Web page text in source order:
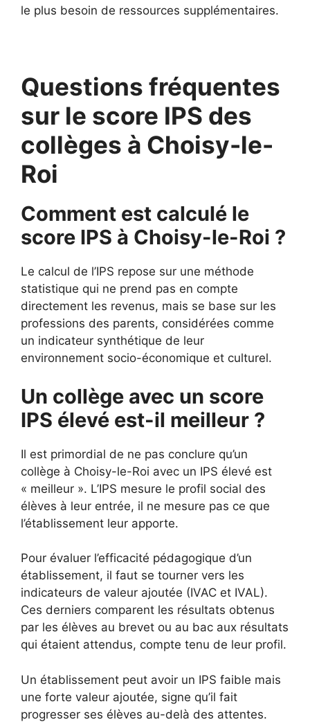
le plus besoin de ressources supplémentaires.
Questions fréquentes
sur le score IPS des
collèges à Choisy-le-
Roi
Comment est calculé le
score IPS à Choisy-le-Roi ?
Le calcul de l’IPS repose sur une méthode
statistique qui ne prend pas en compte
directement les revenus, mais se base sur les
professions des parents, considérées comme
un indicateur synthétique de leur
environnement socio-économique et culturel.
Un collège avec un score
IPS élevé est-il meilleur ?
Il est primordial de ne pas conclure qu’un
collège à Choisy-le-Roi avec un IPS élevé est
« meilleur ». L’IPS mesure le profil social des
élèves à leur entrée, il ne mesure pas ce que
l’établissement leur apporte.
Pour évaluer l’efficacité pédagogique d’un
établissement, il faut se tourner vers les
indicateurs de valeur ajoutée (IVAC et IVAL).
Ces derniers comparent les résultats obtenus
par les élèves au brevet ou au bac aux résultats
qui étaient attendus, compte tenu de leur profil.
Un établissement peut avoir un IPS faible mais
une forte valeur ajoutée, signe qu’il fait
progresser ses élèves au-delà des attentes.